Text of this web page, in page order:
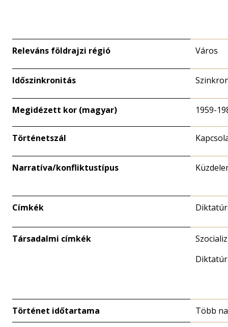
Releváns földrajzi régió Város
Időszinkronitás
Megidézett kor (magyar) 1959-
Történetszál
Narratíva/konfliktustípus
Címkék
Társadalmi címkék
Történet időtartama Több